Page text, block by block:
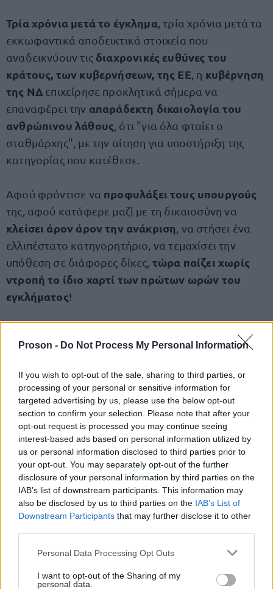
Proson - Do Not Process My Personal Information
If you wish to opt-out of the sale, sharing to third parties, or
processing of your personal or sensitive information for
targeted advertising by us, please use the below opt-out
section to confirm your selection. Please note that after your
opt-out request is processed you may continue seeing
interest-based ads based on personal information utilized by
us or personal information disclosed to third parties prior to
your opt-out. You may separately opt-out of the further
disclosure of your personal information by third parties on the
IAB’s list of downstream participants. This information may
also be disclosed by us to third parties on the IAB’s List of
Downstream Participants that may further disclose it to other
Please note that this website/app uses one or more Google
not limited to your visit or usage behaviour. You may click to
Personal Data Processing Opt Outs
I want to opt-out of the Sharing of my
personal data.
Τρία χρόνια μετά το έγκλημα , τρία χρόνια μετά τα
εκκωφαντικά αποδεικτικά στοιχεία που
αναδεικνύουν τις διαχρονικές ευθύνες του
κράτους, των κυβερνήσεων, της ΕΕ , η κυβέρνηση
της ΝΔ επιχείρησε προκλητικά σήμερα να
επαναφέρει την απαράδεκτη δικαιολογία του
ανθρώπινου λάθους , ότι "για όλα φταίει ο
σταθμάρχης", με την αίτηση για υποστήριξη της
κατηγορίας που κατέθεσε.
Αφού φρόντισε να προφυλάξει τους υπουργούς
της, αφού κατάφερε μαζί με τη δικαιοσύνη να
κλείσει άρον άρον την ανάκριση , να στήσει ένα
ελλιπέστατο κατηγορητήριο, να τεμαχίσει την
υπόθεση σε διάφορες δίκες, τώρα παίζει χωρίς
ντροπή το ίδιο χαρτί των πρώτων ωρών του
εγκλήματος!
διαδικασίαμε την απόφαση του δικαστηρίου για
μήνα Μάιο, προκειμένου "να ανακαινιστεί η
αίθουσα". Όχι μόνο ομολογεί όσα ως Σύλλογος
καταγγείλαμε από την πρώτη στιγμή για τους
απαράδεκτους όρους διεξαγωγής της δίκης
,
τώρα αξιοποιεί την κατάσταση για νέες αναβολές.
Με τις πλάτες της δικαιοσύνης,αφού ανέβαλε επ’
αόριστον τη δίκη για τα βίντεο, τώρα επιχειρεί να
καθυστερήσει και την κύρια δίκη για το έγκλημα
Ό,τι και να κάνει η κυβέρνησηκαι το εχθρικό για
όλους εμάς κράτοςδεν θα τα καταφέρουν. Η
αλήθεια θα αποκαλυφθεί
μέσα και έξω από τις